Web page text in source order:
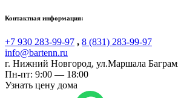
Контактная информация:
+7 930 283-99-97 , 8 (831) 283-99-97
info@bartenn.ru
г. Нижний Новгород, ул.Маршала
Пн-пт: 9:00 — 18:00
Узнать цену дома